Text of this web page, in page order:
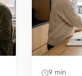
9 min